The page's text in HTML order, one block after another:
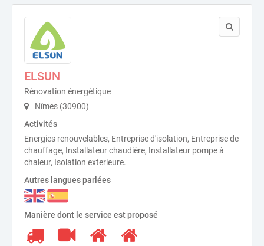
ELSUN
Rénovation énergétique
Nîmes (30900)
Activités
Energies renouvelables, Entreprise d'isolation, Entreprise de
chauffage, Installateur chaudière, Installateur pompe à
chaleur, Isolation exterieure.
Autres langues parlées
Manière dont le service est proposé